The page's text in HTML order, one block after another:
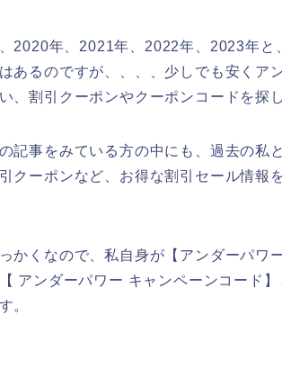
2020年、2021年、2022年、2023年と
あるのですが、、、、少しでも安くア
、割引クーポンやクーポンコードを探
記事をみている方の中にも、過去の私
クーポンなど、お得な割引セール情報
かくなので、私自身が【アンダーパワ
アンダーパワー キャンペーンコード
。